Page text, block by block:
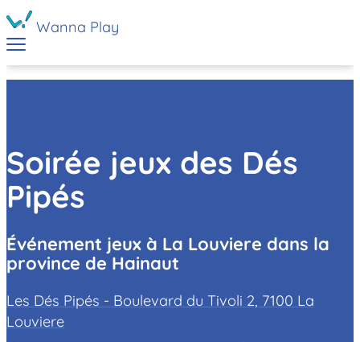
Wanna Play
Soirée jeux des Dés
Pipés
Événement jeux à La Louviere dans la
province de Hainaut
Les Dés Pipés - Boulevard du Tivoli 2, 7100 La
Louviere